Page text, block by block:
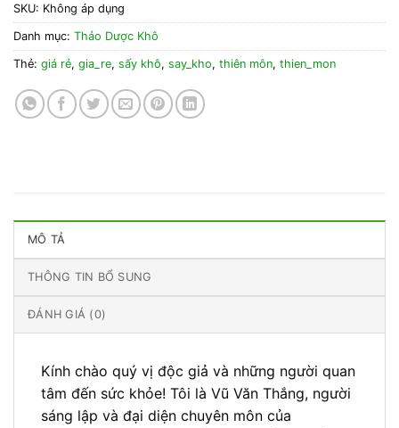
SKU: Không áp dụng
Danh mục: Thảo Dược Khô
Thẻ: giá rẻ, gia_re, sấy khô, say_kho, thiên môn, thien_mon
MÔ TẢ
THÔNG TIN BỔ SUNG
ĐÁNH GIÁ (0)
Kính chào quý vị độc giả và những người quan
tâm đến sức khỏe! Tôi là Vũ Văn Thắng, người
sáng lập và đại diện chuyên môn của